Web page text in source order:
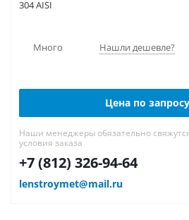
304 AISI
Много Нашли дешевле?
Цена по запросу
Наши менеджеры обязательно
условия заказа
+7 (812) 326-94-64
lenstroymet@mail.ru